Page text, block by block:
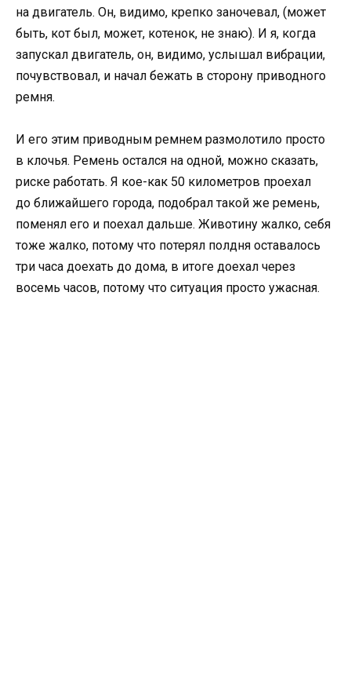
на двигатель. Он, видимо, крепко заночевал, (может
быть, кот был, может, котенок, не знаю). И я, когда
запускал двигатель, он, видимо, услышал вибрации,
почувствовал, и начал бежать в сторону приводного
ремня.
И его этим приводным ремнем размолотило просто
в клочья. Ремень остался на одной, можно сказать,
риске работать. Я кое-как 50 километров проехал
до ближайшего города, подобрал такой же ремень,
поменял его и поехал дальше. Животину жалко, себя
тоже жалко, потому что потерял полдня оставалось
три часа доехать до дома, в итоге доехал через
восемь часов, потому что ситуация просто ужасная.